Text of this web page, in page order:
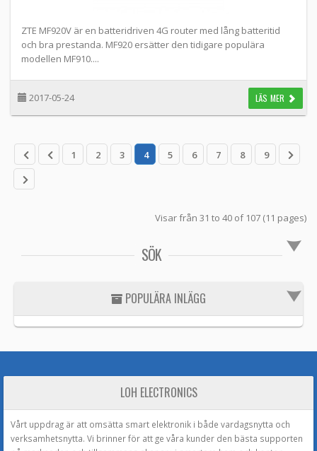
ZTE MF920V är en batteridriven 4G router med lång batteritid
och bra prestanda. MF920 ersätter den tidigare populära
modellen MF910....
2017-05-24 LÄS MER
1 2 3 4 5 6 7 8 9
Visar från 31 to 40 of 107 (11 pages)
SÖK
POPULÄRA INLÄGG
LOH ELECTRONICS
Vårt uppdrag är att omsätta smart elektronik i både vardagsnytta och
verksamhetsnytta. Vi brinner för att ge våra kunder den bästa supporten